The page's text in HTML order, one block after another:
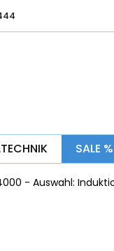
SALE %
- Auswahl: